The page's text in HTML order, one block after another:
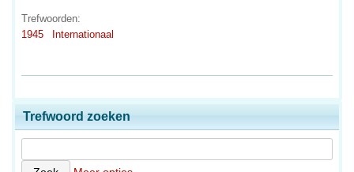
Trefwoorden:
1945
Internationaal
Trefwoord zoeken